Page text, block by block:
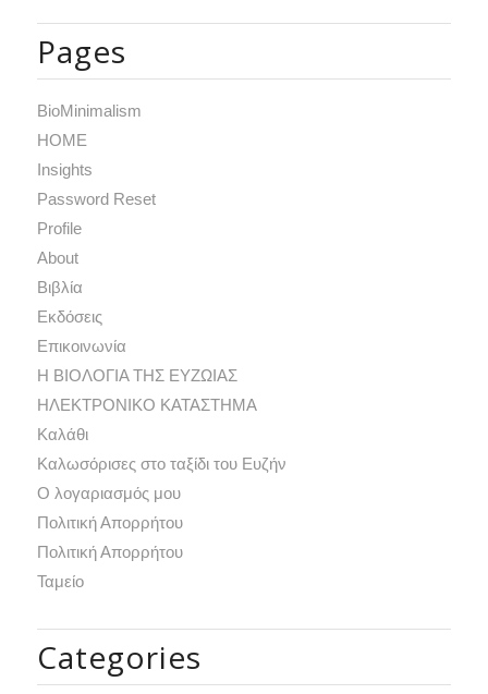
Pages
BioMinimalism
HOME
Insights
Password Reset
Profile
Αbout
Βιβλία
Εκδόσεις
Επικοινωνία
Η ΒΙΟΛΟΓΙΑ ΤΗΣ ΕΥΖΩΙΑΣ
ΗΛΕΚΤΡΟΝΙΚΟ ΚΑΤΑΣΤΗΜΑ
Καλάθι
Καλωσόρισες στο ταξίδι του Ευζήν
Ο λογαριασμός μου
Πολιτική Απορρήτου
Πολιτική Απορρήτου
Ταμείο
Categories